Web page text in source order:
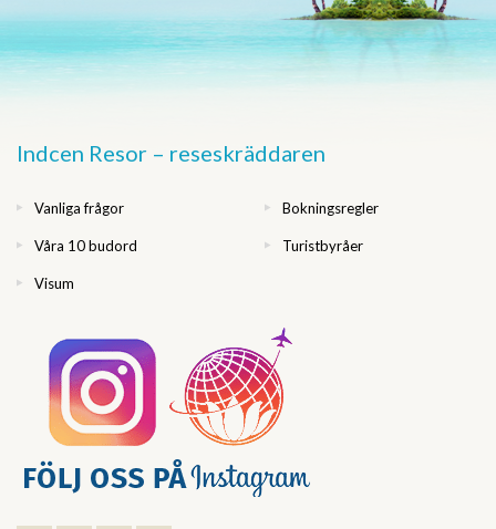
Indcen Resor – reseskräddaren
Vanliga frågor Bokningsregler
Våra 10 budord Turistbyråer
Visum